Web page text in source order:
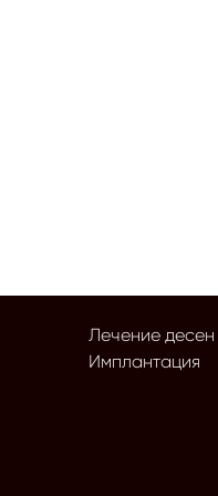
Лечение десен
Имплантация